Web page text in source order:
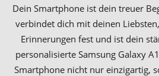
Dein Smartphone ist dein treuer
verbindet dich mit deinen
Erinnerungen fest und ist dein
personalisierte Samsung Galaxy
Smartphone nicht nur einzigartig,